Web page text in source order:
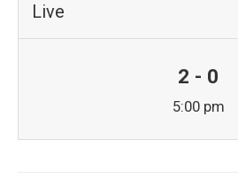
Live
2 - 0
5:00 pm